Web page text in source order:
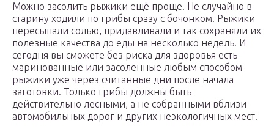
Можно засолить рыжики ещё проще. Не случайно в
старину ходили по грибы сразу с бочонком. Рыжики
пересыпали солью, придавливали и так сохраняли их
полезные качества до еды на несколько недель. И
сегодня вы сможете без риска для здоровья есть
маринованные или засоленные любым способом
рыжики уже через считанные дни после начала
заготовки. Только грибы должны быть
действительно лесными, а не собранными вблизи
автомобильных дорог и других неэкологичных мест.